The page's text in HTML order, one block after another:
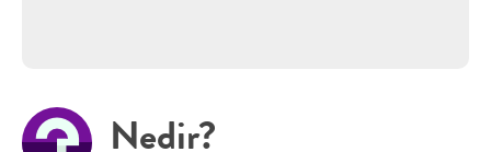
Nedir?